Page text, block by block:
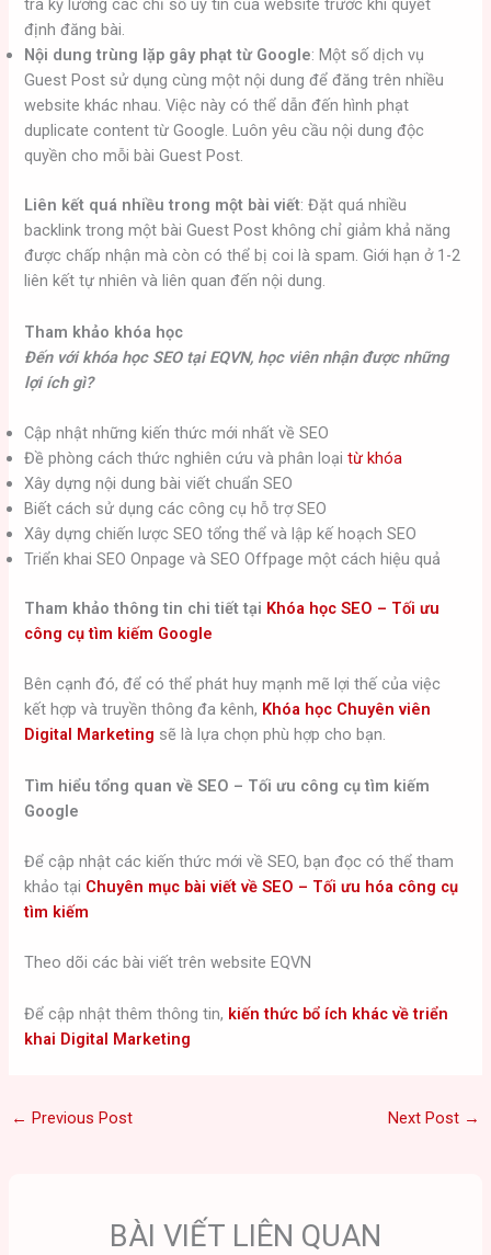
tra kỹ lưỡng các chỉ số uy tín của website trước khi quyết
định đăng bài.
Nội dung trùng lặp gây phạt từ Google: Một số dịch vụ
Guest Post sử dụng cùng một nội dung để đăng trên nhiều
website khác nhau. Việc này có thể dẫn đến hình phạt
duplicate content từ Google. Luôn yêu cầu nội dung độc
quyền cho mỗi bài Guest Post.
Liên kết quá nhiều trong một bài viết: Đặt quá nhiều
backlink trong một bài Guest Post không chỉ giảm khả năng
được chấp nhận mà còn có thể bị coi là spam. Giới hạn ở 1-2
liên kết tự nhiên và liên quan đến nội dung.
Tham khảo khóa học
Đến với khóa học SEO tại EQVN, học viên nhận được những
lợi ích gì?
Cập nhật những kiến ​​thức mới nhất về SEO
Đề phòng cách thức nghiên cứu và phân loạitừ khóa
Xây dựng nội dung bài viết chuẩn SEO
Biết cách sử dụng các công cụ hỗ trợ SEO
Xây dựng chiến lược SEO tổng thể và lập kế hoạch SEO
Triển khai SEO Onpage và SEO Offpage một cách hiệu quả
Tham khảo thông tin chi tiết tại Khóa học SEO – Tối ưu
công cụ tìm kiếm Google
Bên cạnh đó, để có thể phát huy mạnh mẽ lợi thế của việc
kết hợp và truyền thông đa kênh, Khóa học Chuyên viên
Digital Marketing sẽ là lựa chọn phù hợp cho bạn.
Tìm hiểu tổng quan về SEO – Tối ưu công cụ tìm kiếm
Google
Để cập nhật các kiến thức mới về SEO, bạn đọc có thể tham
khảo tại Chuyên mục bài viết về SEO – Tối ưu hóa công cụ
tìm kiếm
Theo dõi các bài viết trên website EQVN
Để cập nhật thêm thông tin, kiến thức bổ ích khác về triển
khai Digital Marketing
← Previous Post Next Post →
BÀI VIẾT LIÊN QUAN